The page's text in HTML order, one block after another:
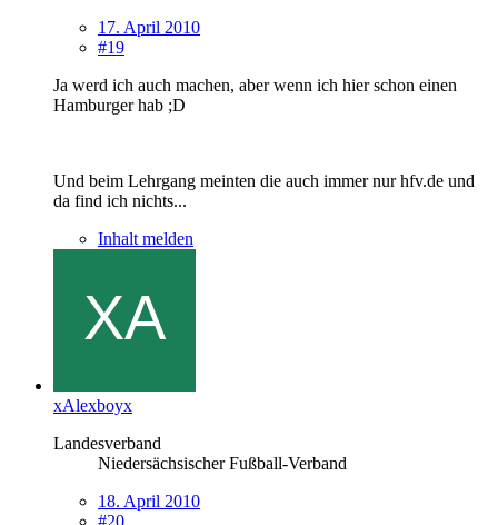
17. April 2010
#19
Ja werd ich auch machen, aber wenn ich hier schon einen
Hamburger hab ;D
Und beim Lehrgang meinten die auch immer nur hfv.de und
da find ich nichts...
Inhalt melden
xAlexboyx
Landesverband
Niedersächsischer Fußball-Verband
18. April 2010
#20